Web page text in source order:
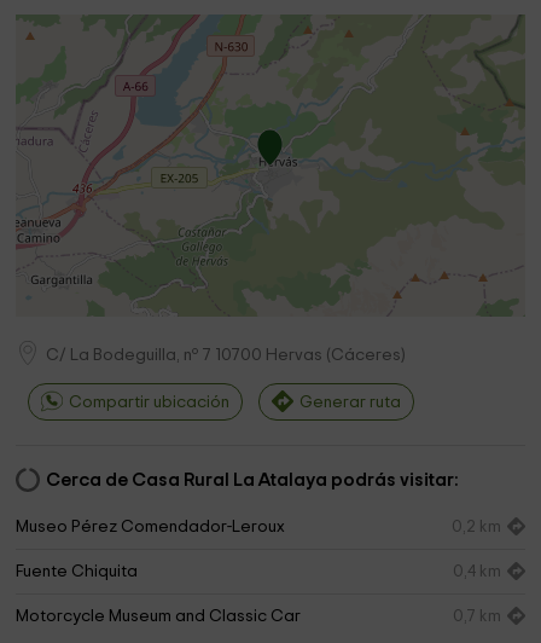
C/ La Bodeguilla, nº 7 10700 Hervas (Cáceres)
Compartir ubicación Generar ruta
Cerca de Casa Rural La Atalaya podrás visitar:
Museo Pérez Comendador-Leroux 0,2 km
Fuente Chiquita 0,4 km
Motorcycle Museum and Classic Car 0,7 km